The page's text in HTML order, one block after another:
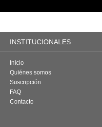
INSTITUCIONALES
Inicio
Quiénes somos
Suscripción
FAQ
Contacto